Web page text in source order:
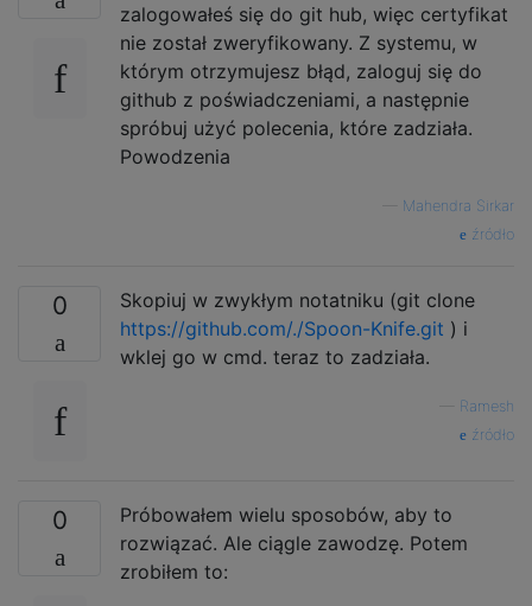
zalogowałeś się do git hub, więc certyfikat
nie został zweryfikowany. Z systemu, w
którym otrzymujesz błąd, zaloguj się do
github z poświadczeniami, a następnie
spróbuj użyć polecenia, które zadziała.
Powodzenia
Mahendra Sirkar
źródło
0
Skopiuj w zwykłym notatniku (git clone
https://github.com/./Spoon-Knife.git ) i
wklej go w cmd. teraz to zadziała.
Ramesh
źródło
0
Próbowałem wielu sposobów, aby to
rozwiązać. Ale ciągle zawodzę. Potem
zrobiłem to: